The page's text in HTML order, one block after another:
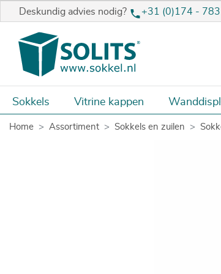
Deskundig advies nodig? +31 (0)174 -
Sokkels Vitrine kappen
Home Assortiment Sokkels en zuilen